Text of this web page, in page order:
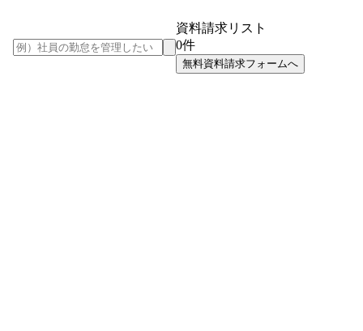
資料請求リスト
0件
無料資料請求フォームへ